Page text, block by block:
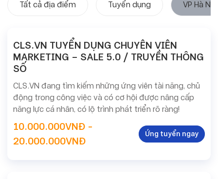
Tất cả địa điểm Tuyển dụng VP Hà Nội
CLS.VN TUYỂN DỤNG CHUYÊN VIÊN
MARKETING – SALE 5.0 / TRUYỀN THÔNG
SỐ
CLS.VN đang tìm kiếm những ứng viên tài năng, chủ
động trong công việc và có cơ hội được nâng cấp
năng lực cá nhân, có lộ trình phát triển rõ ràng!
10.000.000VNĐ -
20.000.000VNĐ
Ứng tuyển ngay